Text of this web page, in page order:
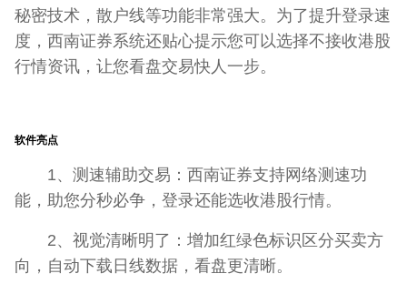
秘密技术，散户线等功能非常强大。为了提升登录速
度，西南证券系统还贴心提示您可以选择不接收港股
行情资讯，让您看盘交易快人一步。
软件亮点
1、测速辅助交易：西南证券支持网络测速功
能，助您分秒必争，登录还能选收港股行情。
2、视觉清晰明了：增加红绿色标识区分买卖方
向，自动下载日线数据，看盘更清晰。